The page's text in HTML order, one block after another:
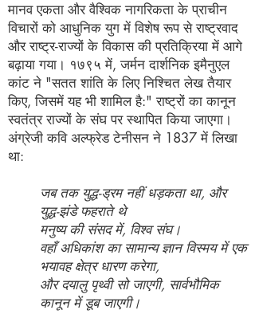
मानव एकता और वैश्विक नागरिकता के प्राचीन
विचारों को आधुनिक युग में विशेष रूप से राष्ट्रवाद
और राष्ट्र-राज्यों के विकास की प्रतिक्रिया में आगे
बढ़ाया गया। १७९५ में, जर्मन दार्शनिक इमैनुएल
कांट ने "सतत शांति के लिए निश्चित लेख तैयार
किए, जिसमें यह भी शामिल है:" राष्ट्रों का कानून
स्वतंत्र राज्यों के संघ पर स्थापित किया जाएगा।
अंग्रेजी कवि अल्फ्रेड टेनीसन ने 1837 में लिखा
था:
जब तक युद्ध-ड्रम नहीं धड़कता था, और
युद्ध-झंडे फहराते थे
मनुष्य की संसद में, विश्व संघ।
वहाँ अधिकांश का सामान्य ज्ञान विस्मय में एक
भयावह क्षेत्र धारण करेगा,
और दयालु पृथ्वी सो जाएगी, सार्वभौमिक
कानून में डूब जाएगी।